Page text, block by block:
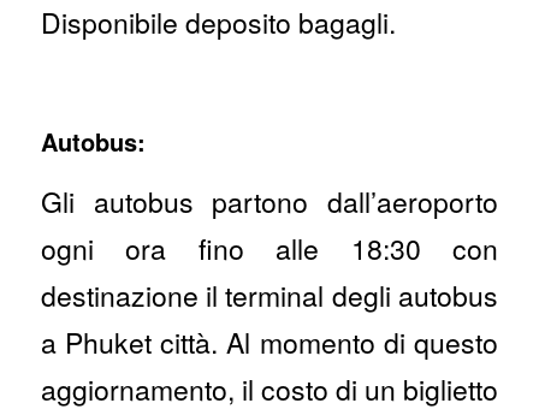
Disponibile deposito bagagli.
Autobus:
Gli autobus partono dall’aeroporto
ogni ora fino alle 18:30 con
destinazione il terminal degli autobus
a Phuket città. Al momento di questo
aggiornamento, il costo di un biglietto